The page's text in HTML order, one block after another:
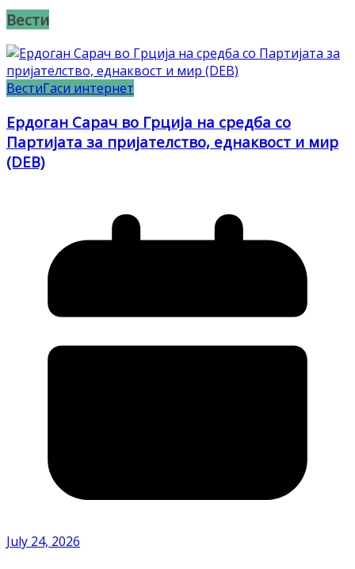
Вести
ВестиГаси интернет
Ердоган Сарач во Грција на средба со
Партијата за пријателство, еднаквост и мир
(DEB)
July 24, 2026